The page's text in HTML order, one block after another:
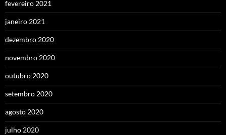
fevereiro 2021
janeiro 2021
dezembro 2020
novembro 2020
outubro 2020
setembro 2020
agosto 2020
julho 2020